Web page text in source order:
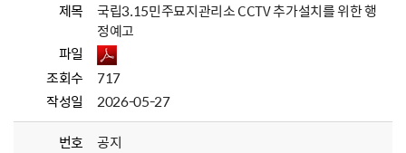
제목
국립3.15민주묘지관리소 CCTV 추가설치를 위한 행
정예고
파일
조회수
717
작성일
2026-05-27
번호
공지